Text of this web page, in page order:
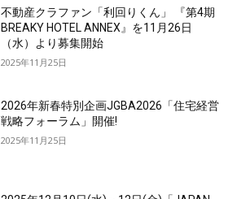
不動産クラファン「利回りくん」 『第4期
BREAKY HOTEL ANNEX』を11月26日
（水）より募集開始
2025年11月25日
2026年新春特別企画JGBA2026「住宅経営
戦略フォーラム」開催!
2025年11月25日